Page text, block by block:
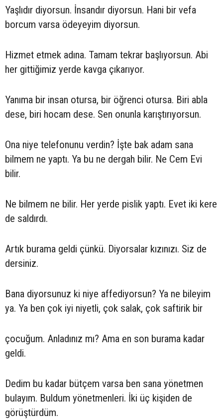
Yaşlıdır diyorsun. İnsandır diyorsun. Hani bir vefa
borcum varsa ödeyeyim diyorsun.
Hizmet etmek adına. Tamam tekrar başlıyorsun. Abi
her gittiğimiz yerde kavga çıkarıyor.
Yanıma bir insan otursa, bir öğrenci otursa. Biri abla
dese, biri hocam dese. Sen onunla karıştırıyorsun.
Ona niye telefonunu verdin? İşte bak adam sana
bilmem ne yaptı. Ya bu ne dergah bilir. Ne Cem Evi
bilir.
Ne bilmem ne bilir. Her yerde pislik yaptı. Evet iki kere
de saldırdı.
Artık burama geldi çünkü. Diyorsalar kızınızı. Siz de
dersiniz.
Bana diyorsunuz ki niye affediyorsun? Ya ne bileyim
ya. Ya ben çok iyi niyetli, çok salak, çok saftirik bir
çocuğum. Anladınız mı? Ama en son burama kadar
geldi.
Dedim bu kadar bütçem varsa ben sana yönetmen
bulayım. Buldum yönetmenleri. İki üç kişiden de
görüştürdüm.